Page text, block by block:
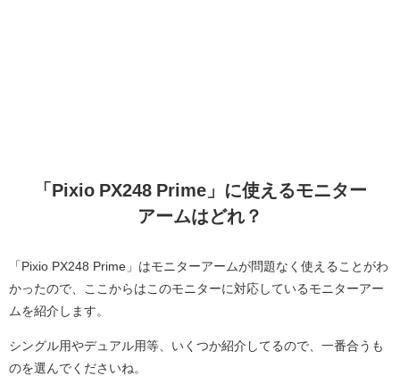
「Pixio PX248 Prime」に使えるモニター
アームはどれ？
「Pixio PX248 Prime」はモニターアームが問題なく使えることがわ
かったので、ここからはこのモニターに対応しているモニターアー
ムを紹介します。
シングル用やデュアル用等、いくつか紹介してるので、一番合うも
のを選んでくださいね。